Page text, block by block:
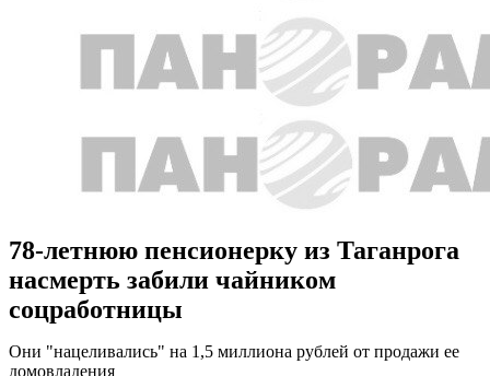
78-летнюю пенсионерку из Таганрога
насмерть забили чайником
соцработницы
Они "нацеливались" на 1,5 миллиона рублей от продажи ее
домовладения